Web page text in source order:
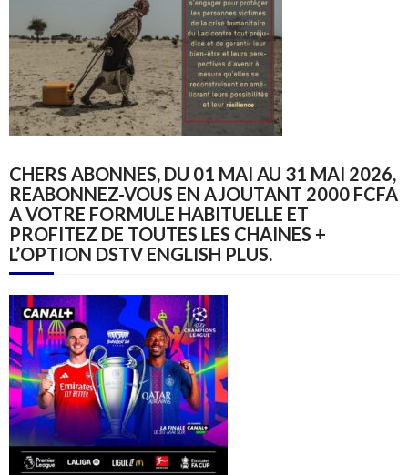
CHERS ABONNES, DU 01 MAI AU 31 MAI 2026,
REABONNEZ-VOUS EN AJOUTANT 2000 FCFA
A VOTRE FORMULE HABITUELLE ET
PROFITEZ DE TOUTES LES CHAINES +
L’OPTION DSTV ENGLISH PLUS.